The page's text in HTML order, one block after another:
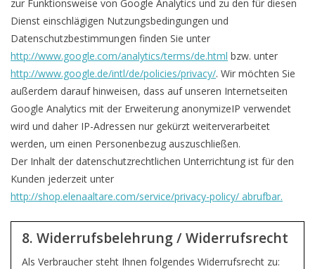
zur Funktionsweise von Google Analytics und zu den für diesen
Dienst einschlägigen Nutzungsbedingungen und
Datenschutzbestimmungen finden Sie unter
http://www.google.com/analytics/terms/de.html bzw. unter
http://www.google.de/intl/de/policies/privacy/. Wir möchten Sie
außerdem darauf hinweisen, dass auf unseren Internetseiten
Google Analytics mit der Erweiterung anonymizeIP verwendet
wird und daher IP-Adressen nur gekürzt weiterverarbeitet
werden, um einen Personenbezug auszuschließen.
Der Inhalt der datenschutzrechtlichen Unterrichtung ist für den
Kunden jederzeit unter
http://shop.elenaaltare.com/service/privacy-policy/ abrufbar.
8. Widerrufsbelehrung / Widerrufsrecht
Als Verbraucher steht Ihnen folgendes Widerrufsrecht zu: